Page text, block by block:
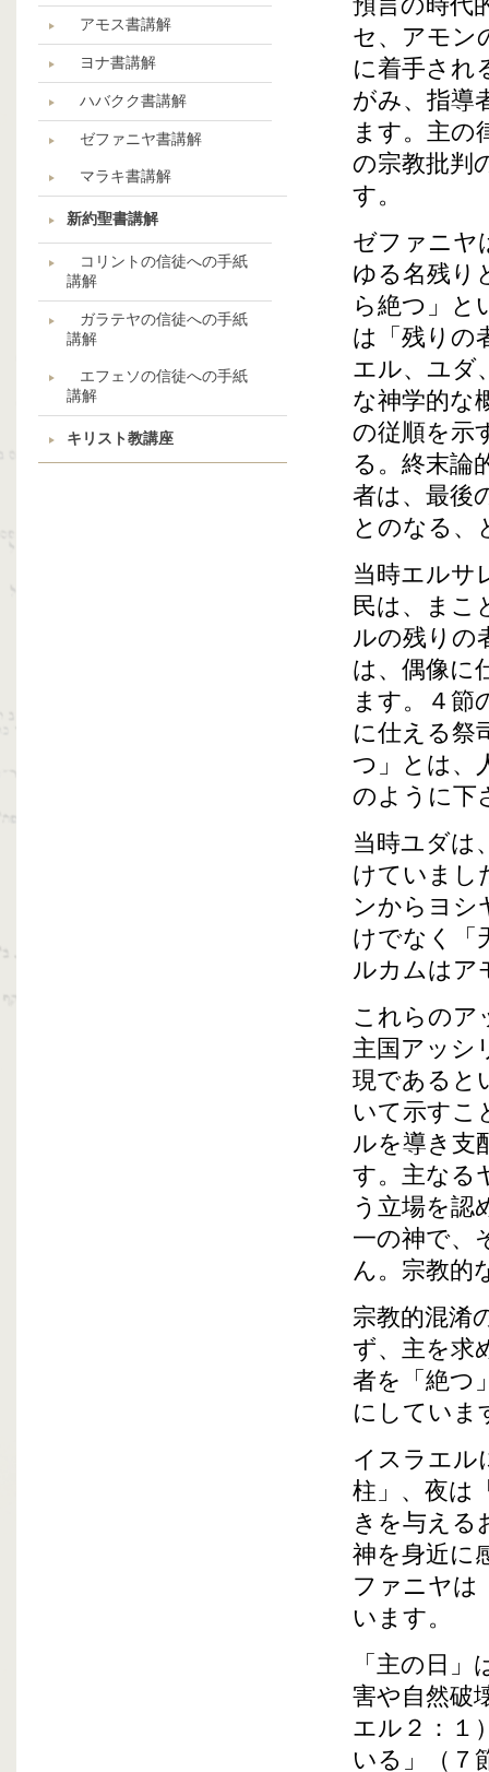
アモス書講解
ヨナ書講解
ハバクク書講解
ゼファニヤ書講解
マラキ書講解
新約聖書講解
コリントの信徒への手紙
講解
ガラテヤの信徒への手紙
講解
エフェソの信徒への手紙
講解
キリスト教講座
預言の時代
セ、アモン
に着手され
がみ、指導
ます。主の
の宗教批判
す。
ゼファニヤ
ゆる名残り
ら絶つ」と
は「残りの
エル、ユダ
な神学的な
の従順を示
る。終末論
者は、最後
とのなる、
当時エルサ
民は、まこ
ルの残りの
は、偶像に
ます。４節
に仕える祭
つ」とは、
のように下
当時ユダは
けていまし
ンからヨシ
けでなく「
ルカムはア
これらのア
主国アッシ
現であると
いて示すこ
ルを導き支
す。主なる
う立場を認
一の神で、
ん。宗教的
宗教的混淆
ず、主を求
者を「絶つ
にしていま
イスラエル
柱」、夜は
きを与える
神を身近に
ファニヤは
います。
「主の日
害や自然破
エル２：１
いる」（７